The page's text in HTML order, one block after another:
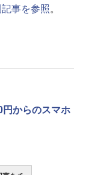
記事を参照 。
円からのスマホ